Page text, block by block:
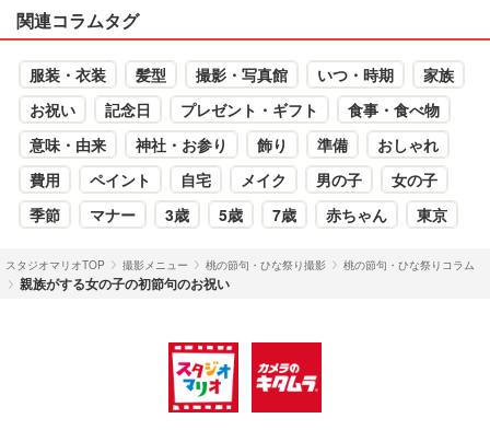
関連コラムタグ
服装・衣装 髪型 撮影・写真館 いつ・時期
家族
お祝い
記念日 プレゼント・ギフト
食事・食べ物
意味・由来
神社・お参り 飾り 準備
おしゃれ
費用
ペイント 自宅 メイク 男の子
女の子
季節
マナー 3歳 5歳 7歳 赤ちゃん 東京
スタジオマリオTOP 撮影メニュー 桃の節句・ひな祭り撮影 桃の節句・ひな祭りコラム
親族がする女の子の初節句のお祝い